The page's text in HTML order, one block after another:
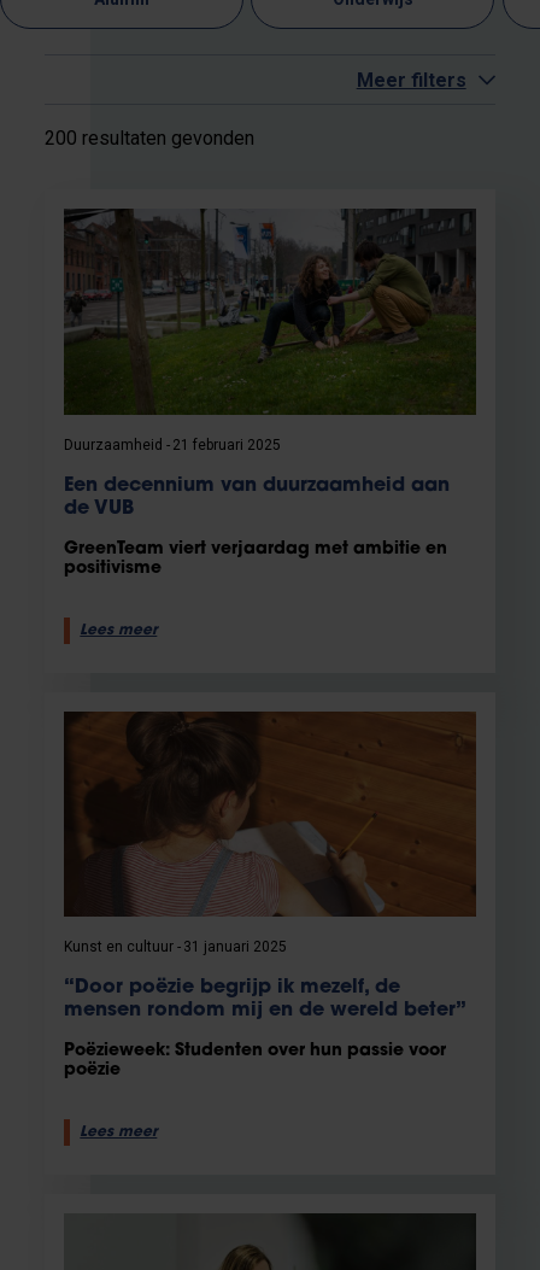
Meer filters
200 resultaten gevonden
Duurzaamheid 21 februari 2025
Een decennium van duurzaamheid aan
de VUB
GreenTeam viert verjaardag met ambitie en
positivisme
Lees meer
Kunst en cultuur 31 januari 2025
“Door poëzie begrijp ik mezelf, de
mensen rondom mij en de wereld beter”
Poëzieweek: Studenten over hun passie voor
poëzie
Lees meer